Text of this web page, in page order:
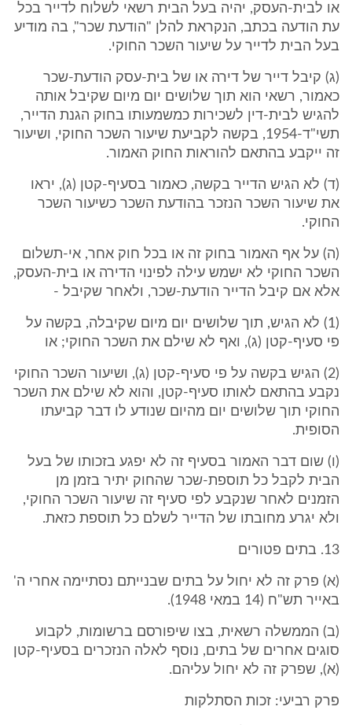
או לבית-העסק, יהיה בעל הבית רשאי לשלוח לדייר בכל
עת הודעה בכתב, הנקראת להלן "הודעת שכר", בה מודיע
בעל הבית לדייר על שיעור השכר החוקי.
(ג) קיבל דייר של דירה או של בית-עסק הודעת-שכר
כאמור, רשאי הוא תוך שלושים יום מיום שקיבל אותה
להגיש לבית-דין לשכירות כמשמעותו בחוק הגנת הדייר,
תשי"ד-1954, בקשה לקביעת שיעור השכר החוקי, ושיעור
זה ייקבע בהתאם להוראות החוק האמור.
(ד) לא הגיש הדייר בקשה, כאמור בסעיף-קטן (ג), יראו
את שיעור השכר הנזכר בהודעת השכר כשיעור השכר
החוקי.
(ה) על אף האמור בחוק זה או בכל חוק אחר, אי-תשלום
השכר החוקי לא ישמש עילה לפינוי הדירה או בית-העסק,
אלא אם קיבל הדייר הודעת-שכר, ולאחר שקיבל -
(1) לא הגיש, תוך שלושים יום מיום שקיבלה, בקשה על
פי סעיף-קטן (ג), ואף לא שילם את השכר החוקי; או
(2) הגיש בקשה על פי סעיף-קטן (ג), ושיעור השכר החוקי
נקבע בהתאם לאותו סעיף-קטן, והוא לא שילם את השכר
החוקי תוך שלושים יום מהיום שנודע לו דבר קביעתו
הסופית.
(ו) שום דבר האמור בסעיף זה לא יפגע בזכותו של בעל
הבית לקבל כל תוספת-שכר שהחוק יתיר בזמן מן
הזמנים לאחר שנקבע לפי סעיף זה שיעור השכר החוקי,
ולא יגרע מחובתו של הדייר לשלם כל תוספת כזאת.
13. בתים פטורים
(א) פרק זה לא יחול על בתים שבנייתם נסתיימה אחרי ה'
באייר תש"ח (14 במאי 1948).
(ב) הממשלה רשאית, בצו שיפורסם ברשומות, לקבוע
סוגים אחרים של בתים, נוסף לאלה הנזכרים בסעיף-קטן
(א), שפרק זה לא יחול עליהם.
פרק רביעי: זכות הסתלקות